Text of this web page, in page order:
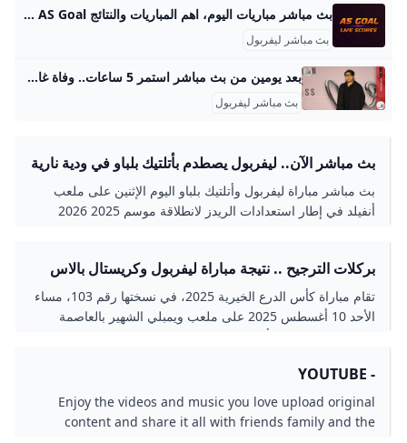
بث مباشر مباريات اليوم، اهم المباريات والنتائج AS Goal بث مباشر اهم مباريات اليوم والغد علي موقع اس جول لايف - AS Goal عبر خدمة روابط مشاهدة أهم المباريات في مختلف الدوريات والبطولات حول العالم. جدول اهم مباريات اليوم علي موقع اس جول - AS Goal, عبر خدمة النتائج المباشرة واحصائيات أهم المباريات في مختلف الدوريات والبطولات حول العالم .
بث مباشر ليفربول
بعد يومين من بث مباشر استمر 5 ساعات.. وفاة غامضة ليوتيوبر شهير منوعات الزمان ع ثر على اليوتيوبر الكوري الجنوبي نا دونغ هيون الشهير بلقب BuzzBean11 وصاحب أكثر من 1 4 مليون مشترك على يوتيوب ميت ا داخل منزله بشرق سيول بحسب ما ذكرته صحف مح… عُثر على اليوتيوبر الكوري الجنوبي نا دونغ هيون، الشهير بلقب BuzzBean11 وصاحب أكثر من 1.4 مليون مشترك على يوتيوب، ميتًا داخل منزله بشرق سيول، بحسب ما ذكرته صحف محلية. وأوضحت الشرطة أن صديقًا أبلغ عن تغيبه عن اجتماع، ليتم العثور عليه جثة هامدة دون وجود أي رسالة أو دلائل على عنف.
بث مباشر ليفربول
بث مباشر الآن.. ليفربول يصطدم بأتلتيك بلباو في ودية نارية
استعدادًا للموسم الجديد المشهد اليمني
بث مباشر مباراة ليفربول وأتلتيك بلباو اليوم الإثنين على ملعب
أنفيلد في إطار استعدادات الريدز لانطلاقة موسم 2025 2026
بركلات الترجيح .. نتيجة مباراة ليفربول وكريستال بالاس
في كأس الدرع الخيرية
تقام مباراة كأس الدرع الخيرية 2025، في نسختها رقم 103، مساء
الأحد 10 أغسطس 2025 على ملعب ويمبلي الشهير بالعاصمة
للموسم الكروي الجديد في إنجلترا، ومن المتوقع أن يشهد حضورًا
جماهيريًا
- YOUTUBE
Enjoy the videos and music you love upload original
content and share it all with friends family and the